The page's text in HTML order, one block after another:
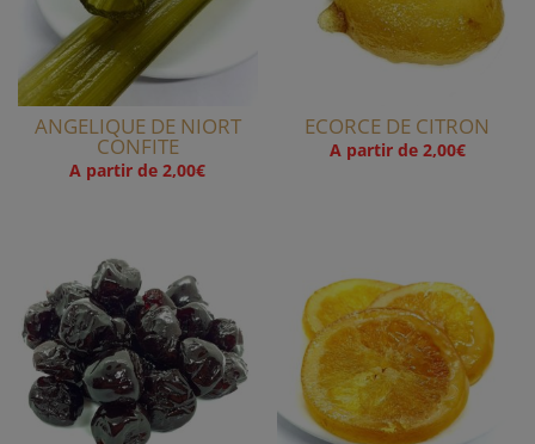
ANGELIQUE DE NIORT
CONFITE
A partir de2,00€
ECORCE DE CITRON
A partir de 2,00€